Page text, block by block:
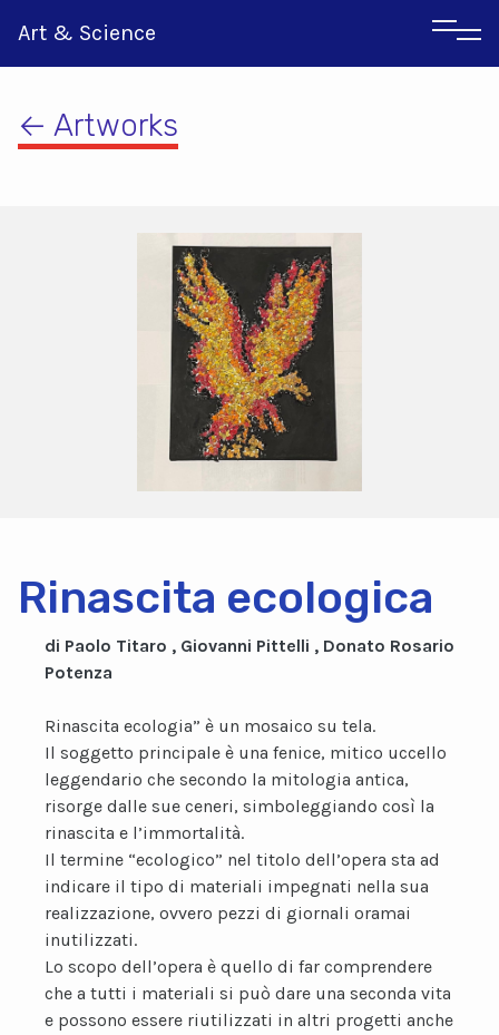
Art & Science
Ιταλικα
← Artworks
Rinascita ecologica
di Paolo Titaro , Giovanni Pittelli , Donato Rosario
Potenza
Rinascita ecologia” è un mosaico su tela.
Il soggetto principale è una fenice, mitico uccello
leggendario che secondo la mitologia antica,
risorge dalle sue ceneri, simboleggiando così la
rinascita e l’immortalità.
Il termine “ecologico” nel titolo dell’opera sta ad
indicare il tipo di materiali impegnati nella sua
realizzazione, ovvero pezzi di giornali oramai
inutilizzati.
Lo scopo dell’opera è quello di far comprendere
che a tutti i materiali si può dare una seconda vita
e possono essere riutilizzati in altri progetti anche